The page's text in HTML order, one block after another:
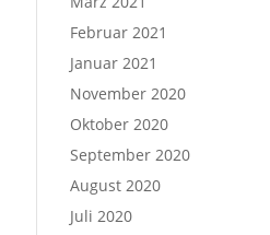
Februar 2021
Januar 2021
November 2020
Oktober 2020
September 2020
August 2020
Juli 2020